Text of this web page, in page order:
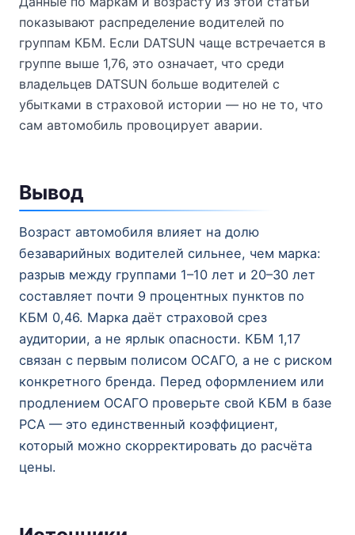
показывают распределение водителей по
группам КБМ. Если DATSUN чаще встречается в
группе выше 1,76, это означает, что среди
владельцев DATSUN больше водителей с
убытками в страховой истории — но не то, что
сам автомобиль провоцирует аварии.
Вывод
Возраст автомобиля влияет на долю
безаварийных водителей сильнее, чем марка:
разрыв между группами 1–10 лет и 20–30 лет
составляет почти 9 процентных пунктов по
КБМ 0,46. Марка даёт страховой срез
аудитории, а не ярлык опасности. КБМ 1,17
связан с первым полисом ОСАГО, а не с риском
конкретного бренда. Перед оформлением или
продлением ОСАГО проверьте свой КБМ в базе
РСА — это единственный коэффициент,
который можно скорректировать до расчёта
цены.